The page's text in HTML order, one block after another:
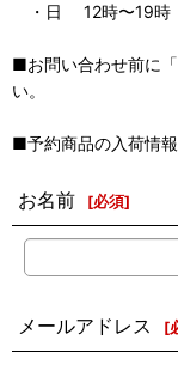
・日 12時〜19時
■お問い合わせ前に「
い。
■予約商品の入荷情報
お名前 [必須]
メールアドレス [